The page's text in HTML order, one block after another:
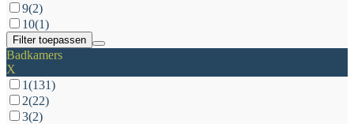
9(2)
10(1)
Filter toepassen
Badkamers
X
1(131)
2(22)
3(2)